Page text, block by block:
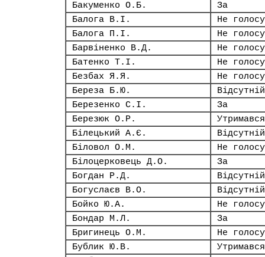
Бакуменко О.Б.
За
Балога В.І.
Не
Балога П.І.
Не
Барвіненко В.Д.
Не
Батенко Т.І.
Не
Безбах Я.Я.
Не
Береза Б.Ю.
Відсутній
Березенко С.І.
За
Березюк О.Р.
Утримався
Білецький А.Є.
Відсутній
Біловол О.М.
Не
Білоцерковець Д.О.
За
Богдан Р.Д.
Відсутній
Богуслаєв В.О.
Відсутній
Бойко Ю.А.
Не
Бондар М.Л.
За
Бригинець О.М.
Не
Бублик Ю.В.
Утримався